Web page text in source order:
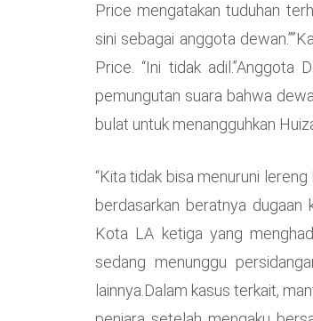
Price mengatakan tuduhan
sini sebagai anggota
Price. “Ini tidak
pemungutan suara bahwa
bulat untuk menangguhkan
“Kita tidak bisa menuruni
berdasarkan beratnya dugaan
Kota LA ketiga yang
sedang menunggu
lainnya.Dalam kasus terkait,